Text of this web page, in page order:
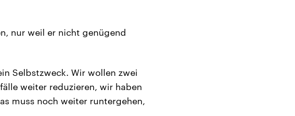
nur weil er nicht genügend
Selbstzweck. Wir wollen zwei
weiter reduzieren, wir haben
muss noch weiter runtergehen,